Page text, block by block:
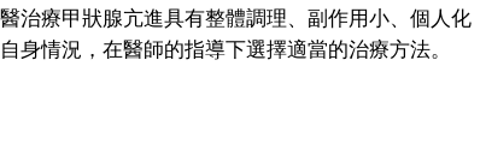
治療甲狀腺亢進具有整體調理、副作用小、個人化
身情況，在醫師的指導下選擇適當的治療方法。